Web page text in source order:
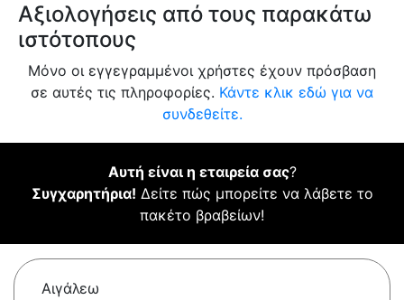
Αξιολογήσεις από τους παρακάτω
ιστότοπους
Μόνο οι εγγεγραμμένοι χρήστες έχουν πρόσβαση
σε αυτές τις πληροφορίες. Κάντε κλικ εδώ για να
συνδεθείτε.
Αυτή είναι η εταιρεία σας?
Συγχαρητήρια! Δείτε πώς μπορείτε να λάβετε το
πακέτο βραβείων!
Αιγάλεω